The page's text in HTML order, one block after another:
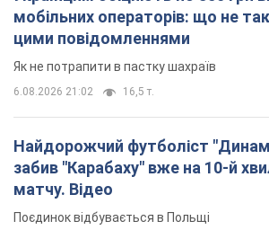
матчу. Відео
Поєдинок відбувається в Польщі
6.08.2026 20:48 6,9 т.